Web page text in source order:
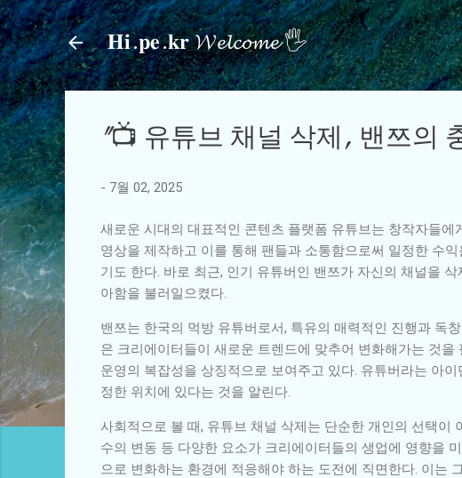
𝐇𝐢.𝐩𝐞.𝐤𝐫 𝓦𝓮𝓵𝓬𝓸𝓶𝓮 🖐
"📺 유튜브 채널 삭제, 밴쯔의
- 7월 02, 2025
새로운 시대의 대표적인 콘텐츠 플랫폼 유튜브는 창작자들
영상을 제작하고 이를 통해 팬들과 소통함으로써 일정한 수
기도 한다. 바로 최근, 인기 유튜버인 밴쯔가 자신의 채널을
아함을 불러일으켰다.
밴쯔는 한국의 먹방 유튜버로서, 특유의 매력적인 진행과 독
은 크리에이터들이 새로운 트렌드에 맞추어 변화해가는 것
운영의 복잡성을 상징적으로 보여주고 있다. 유튜버라는 아
정한 위치에 있다는 것을 알린다.
사회적으로 볼 때, 유튜브 채널 삭제는 단순한 개인의 선택
수의 변동 등 다양한 요소가 크리에이터들의 생업에 영향을
으로 변화하는 환경에 적응해야 하는 도전에 직면한다. 이는